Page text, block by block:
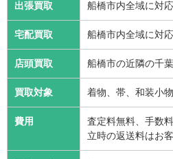
出張買取 船橋市内全域に対応
宅配買取 船橋市内全域に対応
店頭買取 船橋市の近隣の千
買取対象 着物、帯、和装小物
費用
査定料無料、手数
立時の返送料はお